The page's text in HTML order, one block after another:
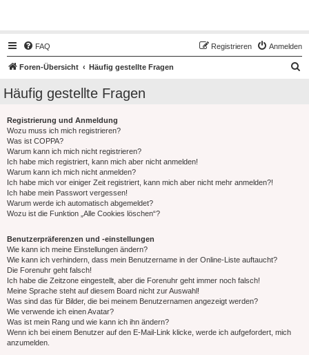
FAQ Anmelden
Registrieren
Foren-Übersicht Häufig gestellte Fragen
Häufig gestellte Fragen
Registrierung und Anmeldung
Wozu muss ich mich registrieren?
Was ist COPPA?
Warum kann ich mich nicht registrieren?
Ich habe mich registriert, kann mich aber nicht anmelden!
Warum kann ich mich nicht anmelden?
Ich habe mich vor einiger Zeit registriert, kann mich aber nicht mehr anmelden?!
Ich habe mein Passwort vergessen!
Warum werde ich automatisch abgemeldet?
Wozu ist die Funktion „Alle Cookies löschen“?
Benutzerpräferenzen und -einstellungen
Wie kann ich meine Einstellungen ändern?
Wie kann ich verhindern, dass mein Benutzername in der Online-Liste auftaucht?
Die Forenuhr geht falsch!
Ich habe die Zeitzone eingestellt, aber die Forenuhr geht immer noch falsch!
Meine Sprache steht auf diesem Board nicht zur Auswahl!
Was sind das für Bilder, die bei meinem Benutzernamen angezeigt werden?
Wie verwende ich einen Avatar?
Was ist mein Rang und wie kann ich ihn ändern?
Wenn ich bei einem Benutzer auf den E-Mail-Link klicke, werde ich aufgefordert, mich
anzumelden.